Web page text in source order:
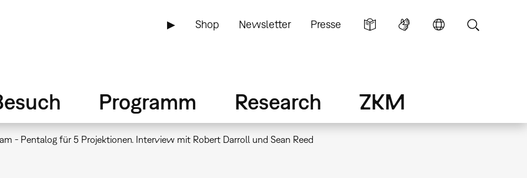
▶ Shop Newsletter Presse
Programm Research ZKM
- Pentalog für 5 Projektionen. Interview mit Robert Darroll und Sean Reed